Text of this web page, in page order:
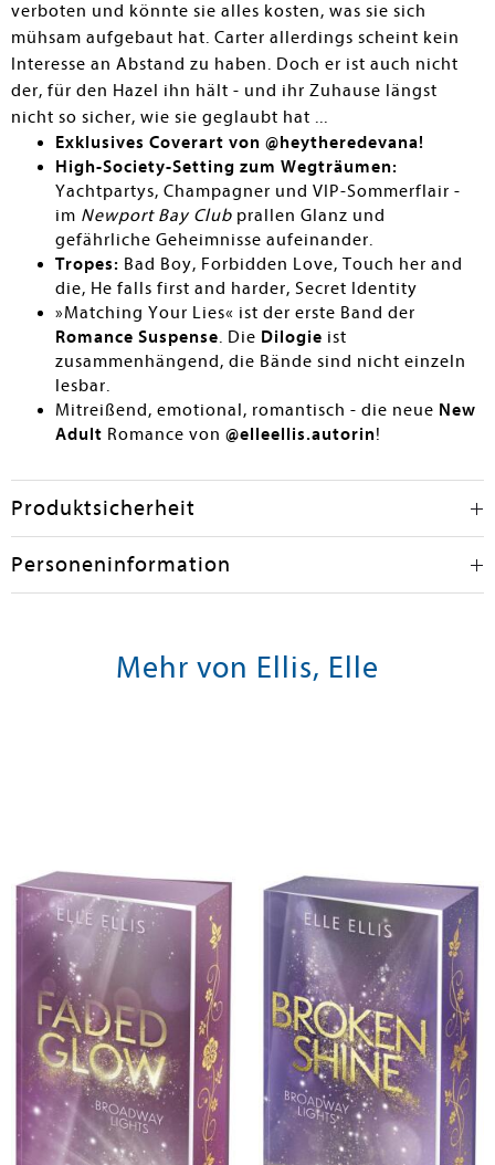
verboten und könnte sie alles kosten, was sie sich
mühsam aufgebaut hat. Carter allerdings scheint kein
Interesse an Abstand zu haben. Doch er ist auch nicht
der, für den Hazel ihn hält - und ihr Zuhause längst
nicht so sicher, wie sie geglaubt hat ...
Exklusives Coverart von @heytheredevana!
High-Society-Setting zum Wegträumen:
Yachtpartys, Champagner und VIP-Sommerflair -
im Newport Bay Club prallen Glanz und
gefährliche Geheimnisse aufeinander.
Tropes: Bad Boy, Forbidden Love, Touch her and
die, He falls first and harder, Secret Identity
»Matching Your Lies« ist der erste Band der
Romance Suspense. Die Dilogie ist
zusammenhängend, die Bände sind nicht einzeln
lesbar.
Mitreißend, emotional, romantisch - die neue New
Adult Romance von @elleellis.autorin!
Produktsicherheit
Personeninformation
Mehr von Ellis, Elle